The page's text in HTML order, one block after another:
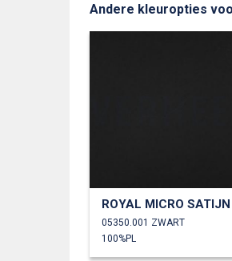
Andere kleuropties
ROYAL MICRO SATIJN
05350.001 ZWART
100%PL